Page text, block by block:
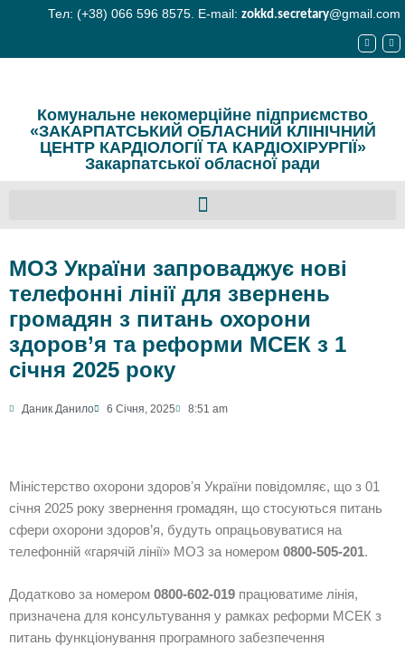
Тел: (+38) 066 596 8575. E-mail: zokkd.secretary@gmail.com
Комунальне некомерційне підприємство
«ЗАКАРПАТСЬКИЙ ОБЛАСНИЙ КЛІНІЧНИЙ
ЦЕНТР КАРДІОЛОГІЇ ТА КАРДІОХІРУРГІЇ»
Закарпатської обласної ради
МОЗ України запроваджує нові
телефонні лінії для звернень
громадян з питань охорони
здоров’я та реформи МСЕК з 1
січня 2025 року
Даник Данило 6 Січня, 2025 8:51 am
Міністерство охорони здоровʼя України повідомляє, що з 01
січня 2025 року звернення громадян, що стосуються питань
сфери охорони здоров’я, будуть опрацьовуватися на
телефонній «гарячій лінії» МОЗ за номером 0800-505-201.
Додатково за номером 0800-602-019 працюватиме лінія,
призначена для консультування у рамках реформи МСЕК з
питань функціонування програмного забезпечення